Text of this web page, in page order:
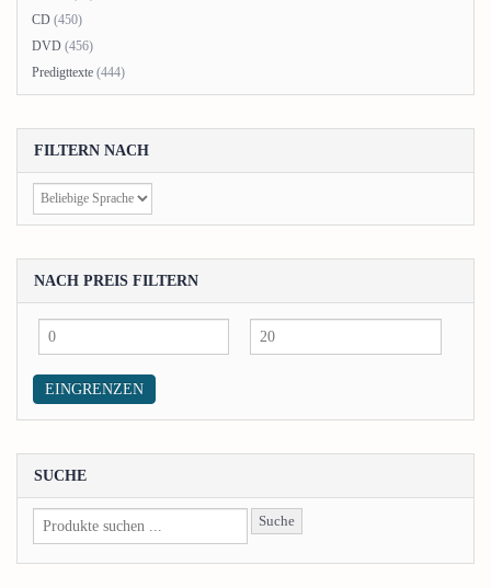
CD (450)
DVD (456)
Predigttexte (444)
FILTERN NACH
NACH PREIS FILTERN
Preis Preis
EINGRENZEN
SUCHE
Suche